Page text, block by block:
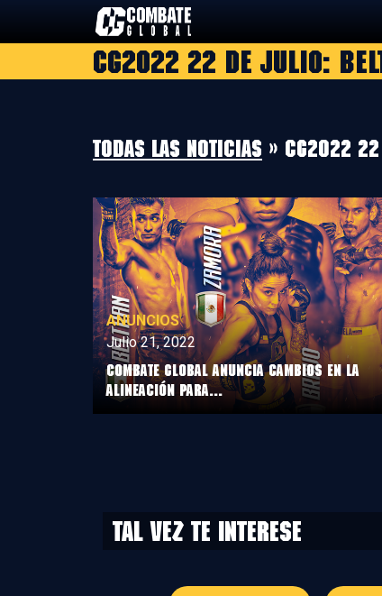
CG2022 22 de julio:
Todas las noticias » CG2022
ANUNCIOS
Julio 21, 2022
COMBATE GLOBAL ANUNCIA CAMBIOS EN LA
ALINEACIÓN PARA...
Tal vez te interese